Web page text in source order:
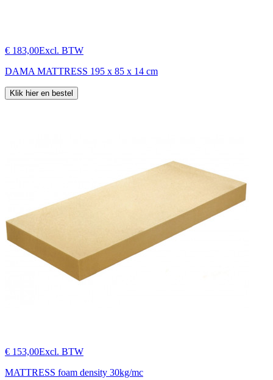
€ 183,00Excl. BTW
DAMA MATTRESS 195 x 85 x 14 cm
Klik hier en bestel
€ 153,00Excl. BTW
MATTRESS foam density 30kg/mc